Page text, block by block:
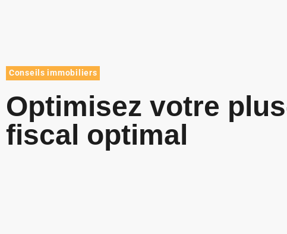
Conseils immobiliers
Optimisez votre
fiscal optimal